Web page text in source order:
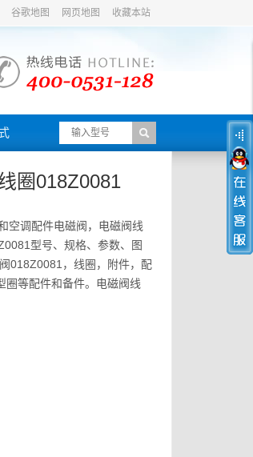
谷歌地图 网页地图 收藏本站
圈018Z0081
空调配件电磁阀，电磁阀线
型号、规格、参数、图
018Z0081，线圈，附件，配
圈等配件和备件。电磁阀线